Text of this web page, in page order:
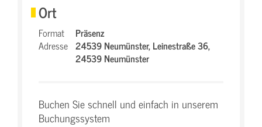
Ort
Format
Präsenz
Adresse 24539 Neumünster,Leinestraße 36,
24539 Neumünster
Buchen Sie schnell und einfach in unserem
Buchungssystem